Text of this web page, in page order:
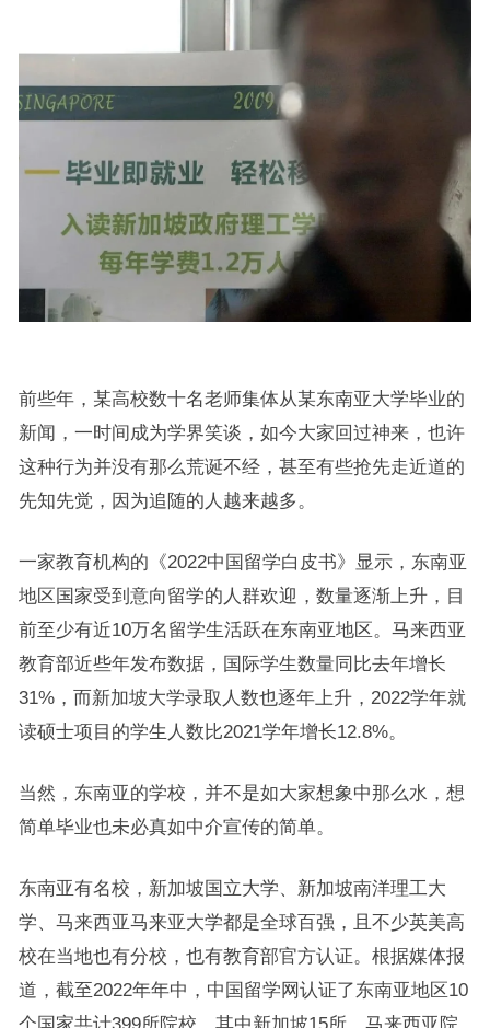
前些年，某高校数十名老师集体从某东南亚大学毕业的
新闻，一时间成为学界笑谈，如今大家回过神来，也许
这种行为并没有那么荒诞不经，甚至有些抢先走近道的
先知先觉，因为追随的人越来越多。
一家教育机构的《2022中国留学白皮书》显示，东南亚
地区国家受到意向留学的人群欢迎，数量逐渐上升，目
前至少有近10万名留学生活跃在东南亚地区。马来西亚
教育部近些年发布数据，国际学生数量同比去年增长
31%，而新加坡大学录取人数也逐年上升，2022学年就
读硕士项目的学生人数比2021学年增长12.8%。
当然，东南亚的学校，并不是如大家想象中那么水，想
简单毕业也未必真如中介宣传的简单。
东南亚有名校，新加坡国立大学、新加坡南洋理工大
学、马来西亚马来亚大学都是全球百强，且不少英美高
校在当地也有分校，也有教育部官方认证。根据媒体报
道，截至2022年年中，中国留学网认证了东南亚地区10
个国家共计399所院校，其中新加坡15所、马来西亚院